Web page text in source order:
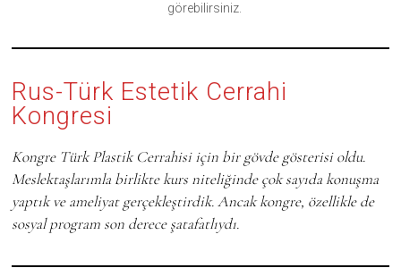
görebilirsiniz.
Rus-Türk Estetik Cerrahi
Kongresi
Kongre Türk Plastik Cerrahisi için bir gövde gösterisi oldu.
Meslektaşlarımla birlikte kurs niteliğinde çok sayıda konuşma
yaptık ve ameliyat gerçekleştirdik. Ancak kongre, özellikle de
sosyal program son derece şatafatlıydı.